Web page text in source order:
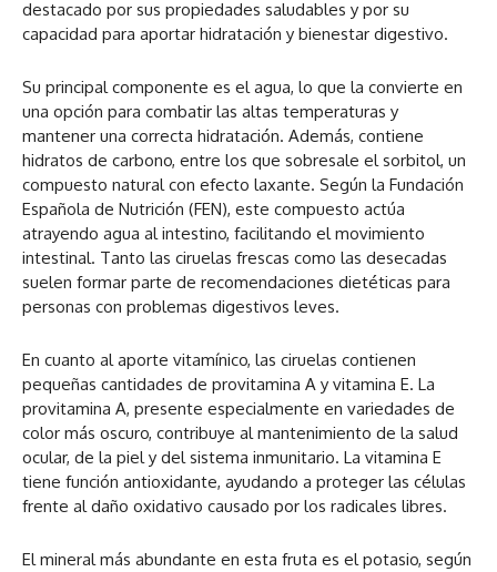
destacado por sus propiedades saludables y por su
capacidad para aportar hidratación y bienestar digestivo.
Su principal componente es el agua, lo que la convierte en
una opción para combatir las altas temperaturas y
mantener una correcta hidratación. Además, contiene
hidratos de carbono, entre los que sobresale el sorbitol, un
compuesto natural con efecto laxante. Según la Fundación
Española de Nutrición (FEN), este compuesto actúa
atrayendo agua al intestino, facilitando el movimiento
intestinal. Tanto las ciruelas frescas como las desecadas
suelen formar parte de recomendaciones dietéticas para
personas con problemas digestivos leves.
En cuanto al aporte vitamínico, las ciruelas contienen
pequeñas cantidades de provitamina A y vitamina E. La
provitamina A, presente especialmente en variedades de
color más oscuro, contribuye al mantenimiento de la salud
ocular, de la piel y del sistema inmunitario. La vitamina E
tiene función antioxidante, ayudando a proteger las células
frente al daño oxidativo causado por los radicales libres.
El mineral más abundante en esta fruta es el potasio, según